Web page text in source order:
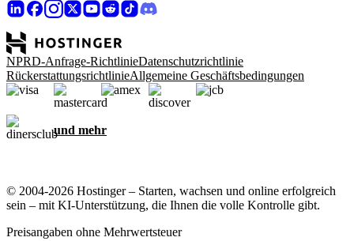
NPRD-Anfrage-RichtlinieDatenschutzrichtlinie
RückerstattungsrichtlinieAllgemeine Geschäftsbedingungen
und mehr
© 2004-2026 Hostinger – Starten, wachsen und online erfolgreich
sein – mit KI-Unterstützung, die Ihnen die volle Kontrolle gibt.
Preisangaben ohne Mehrwertsteuer